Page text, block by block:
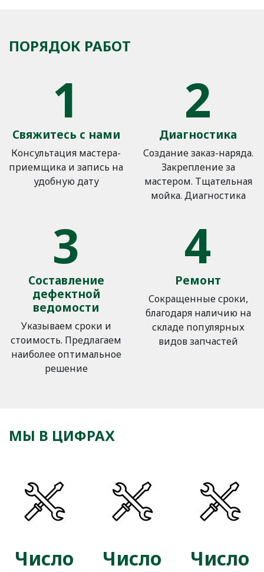
ПОРЯДОК РАБОТ
1
Свяжитесь с нами
Консультация мастера-
приемщика и запись на
удобную дату
2
Диагностика
Создание заказ-наряда.
Закрепление за
мастером. Тщательная
мойка. Диагностика
3
Составление
дефектной
ведомости
Указываем сроки и
стоимость. Предлагаем
наиболее оптимальное
решение
4
Ремонт
Сокращенные сроки,
благодаря наличию на
складе популярных
видов запчастей
МЫ В ЦИФРАХ
Число Число Число